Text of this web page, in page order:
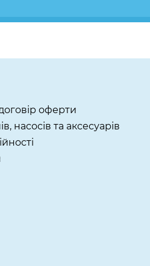
оферти
насосів та аксесуарів